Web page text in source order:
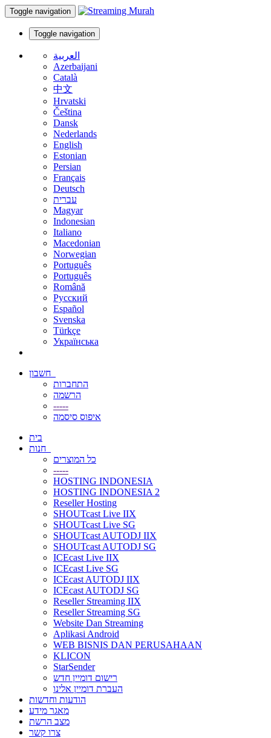
Toggle navigation
Toggle navigation
العربية
Azerbaijani
Català
中文
Hrvatski
Čeština
Dansk
Nederlands
English
Estonian
Persian
Français
Deutsch
עברית
Magyar
Indonesian
Italiano
Macedonian
Norwegian
Português
Português
Română
Русский
Español
Svenska
Türkçe
Українська
התחברות
הרשמה
-----
איפוס סיסמה
בית
כל המוצרים
-----
HOSTING INDONESIA
HOSTING INDONESIA 2
Reseller Hosting
SHOUTcast Live IIX
SHOUTcast Live SG
SHOUTcast AUTODJ IIX
SHOUTcast AUTODJ SG
ICEcast Live IIX
ICEcast Live SG
ICEcast AUTODJ IIX
ICEcast AUTODJ SG
Reseller Streaming IIX
Reseller Streaming SG
Website Dan Streaming
Aplikasi Android
WEB BISNIS DAN PERUSAHAAN
KLICON
StarSender
רישום דומיין חדש
העברת דומיין אלינו
הודעות וחדשות
מאגר מידע
מצב הרשת
צרו קשר